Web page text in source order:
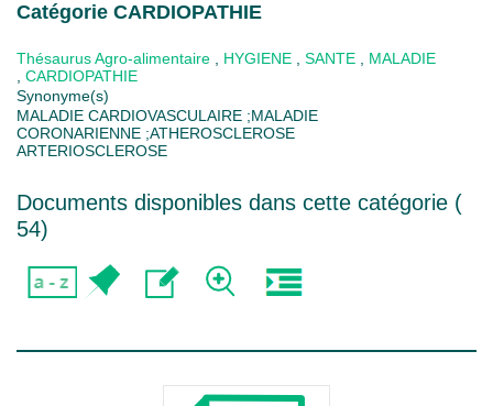
Catégorie CARDIOPATHIE
Thésaurus Agro-alimentaire HYGIENE SANTE
MALADIE
CARDIOPATHIE
Synonyme(s)
MALADIE CARDIOVASCULAIRE ;MALADIE
CORONARIENNE ;ATHEROSCLEROSE
ARTERIOSCLEROSE
Documents disponibles dans cette catégorie (
54)